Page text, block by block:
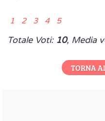
1 2 3 4 5
Totale Voti: 10, Media
TORNA